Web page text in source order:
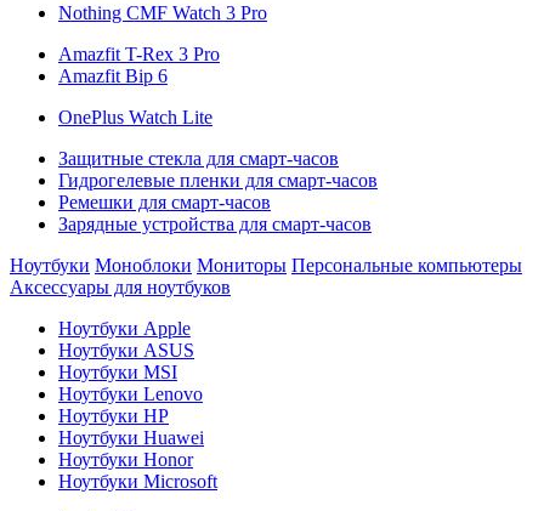
Nothing CMF Watch 3 Pro
Amazfit T-Rex 3 Pro
Amazfit Bip 6
OnePlus Watch Lite
Защитные стекла для смарт-часов
Гидрогелевые пленки для смарт-часов
Ремешки для смарт-часов
Зарядные устройства для смарт-часов
Ноутбуки Моноблоки Мониторы Персональные компьютеры
Аксессуары для ноутбуков
Ноутбуки Apple
Ноутбуки ASUS
Ноутбуки MSI
Ноутбуки Lenovo
Ноутбуки HP
Ноутбуки Huawei
Ноутбуки Honor
Ноутбуки Microsoft